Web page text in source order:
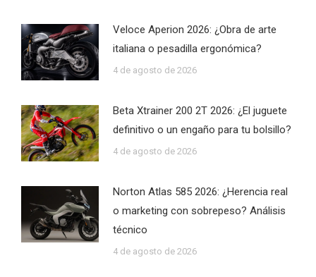
Veloce Aperion 2026: ¿Obra de arte
italiana o pesadilla ergonómica?
4 de agosto de 2026
Beta Xtrainer 200 2T 2026: ¿El juguete
definitivo o un engaño para tu bolsillo?
4 de agosto de 2026
Norton Atlas 585 2026: ¿Herencia real
o marketing con sobrepeso? Análisis
técnico
4 de agosto de 2026